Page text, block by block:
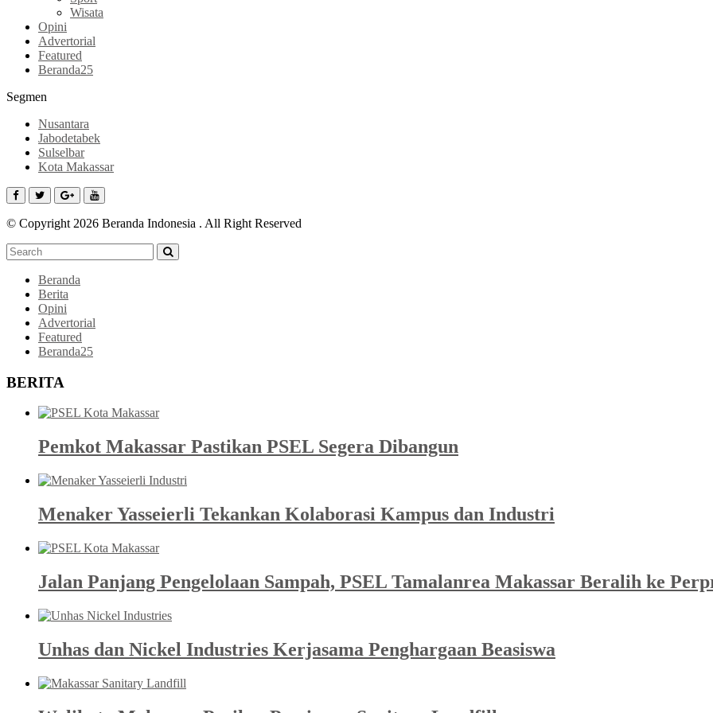
Wisata
Opini
Advertorial
Featured
Beranda25
Segmen
Nusantara
Jabodetabek
Sulselbar
Kota Makassar
© Copyright 2026 Beranda Indonesia . All Right Reserved
Beranda
Berita
Opini
Advertorial
Featured
Beranda25
BERITA
Pemkot Makassar Pastikan PSEL Segera Dibangun
Menaker Yasseierli Tekankan Kolaborasi Kampus dan Industri
Jalan Panjang Pengelolaan Sampah, PSEL Tamalanrea Makassar Beralih ke
Unhas dan Nickel Industries Kerjasama Penghargaan Beasiswa